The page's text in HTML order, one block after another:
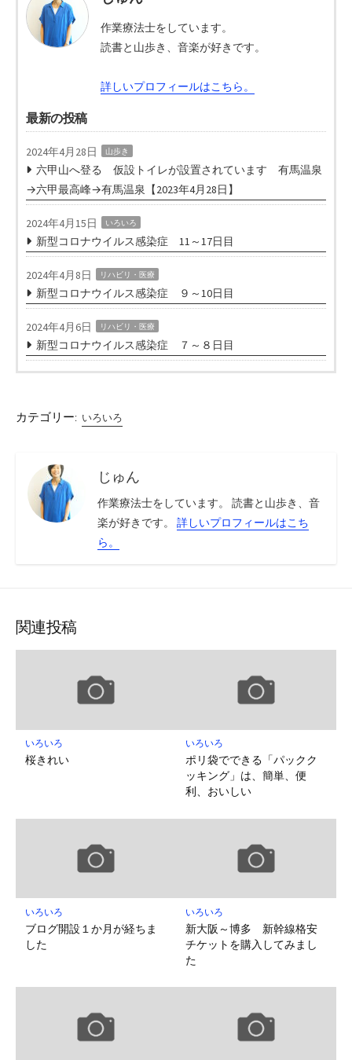
作業療法士をしています。
読書と山歩き、音楽が好きです。
詳しいプロフィールはこちら。
最新の投稿
2024年4月28日 山歩き
六甲山へ登る 仮設トイレが設置されています 有馬温泉
→六甲最高峰→有馬温泉【2023年4月28日】
2024年4月15日 いろいろ
新型コロナウイルス感染症 11～17日目
2024年4月8日 リハビリ・医療
新型コロナウイルス感染症 ９～10日目
2024年4月6日 リハビリ・医療
新型コロナウイルス感染症 ７～８日目
カテゴリー: いろいろ
じゅん
作業療法士をしています。 読書と山歩き、音
楽が好きです。 詳しいプロフィールはこち
ら。
関連投稿
いろいろ
桜きれい
いろいろ
ポリ袋でできる「パックク
ッキング」は、簡単、便
利、おいしい
いろいろ
ブログ開設１か月が経ちま
した
いろいろ
新大阪～博多 新幹線格安
チケットを購入してみまし
た